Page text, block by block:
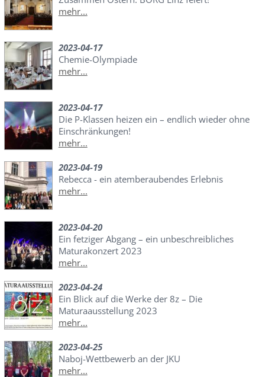
mehr...
2023-04-17
Chemie-Olympiade
mehr...
2023-04-17
Die P-Klassen heizen ein – endlich wieder ohne
Einschränkungen!
mehr...
2023-04-19
Rebecca - ein atemberaubendes Erlebnis
mehr...
2023-04-20
Ein fetziger Abgang – ein unbeschreibliches
Maturakonzert 2023
mehr...
2023-04-24
Ein Blick auf die Werke der 8z – Die
Maturaausstellung 2023
mehr...
2023-04-25
Naboj-Wettbewerb an der JKU
mehr...